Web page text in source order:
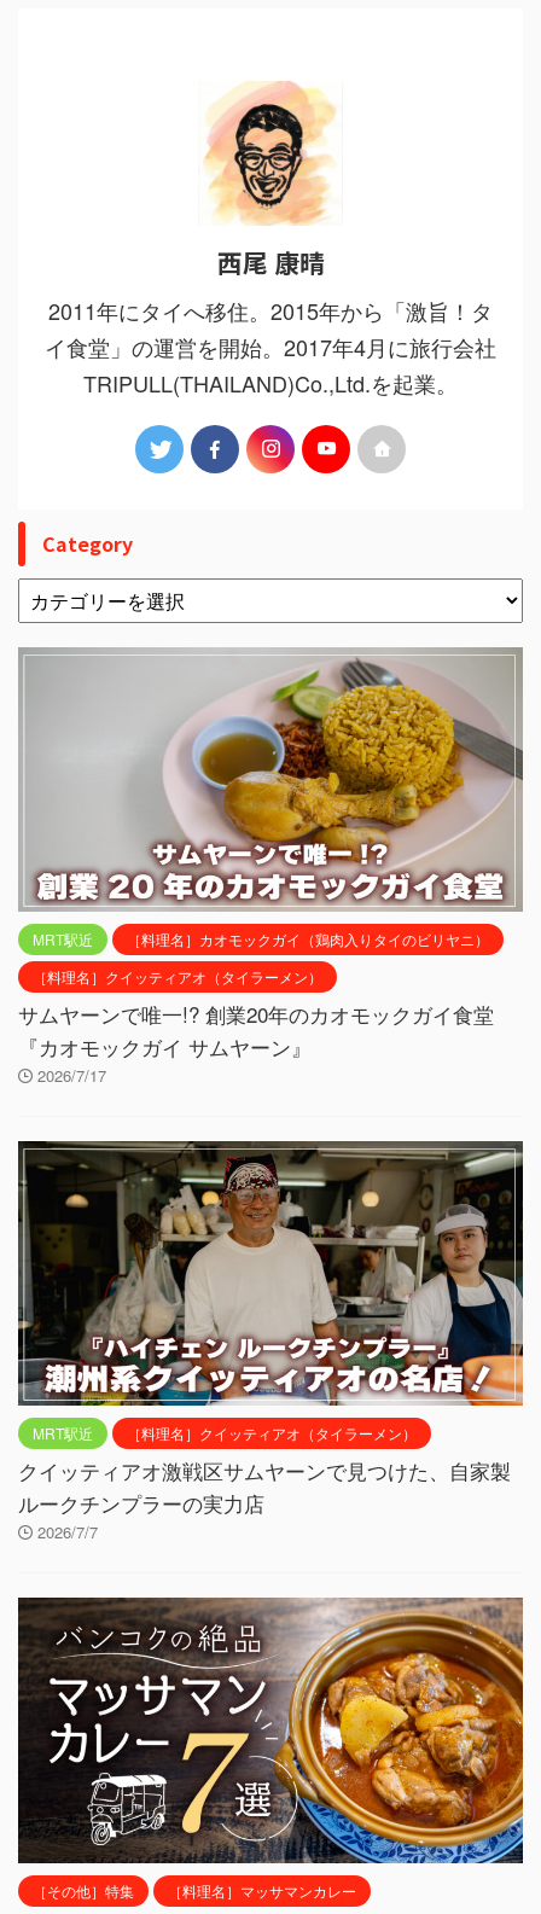
西尾 康晴
2011年にタイへ移住。2015年から「激旨！タ
イ食堂」の運営を開始。2017年4月に旅行会社
TRIPULL(THAILAND)Co.,Ltd.を起業。
Category
MRT駅近
［料理名］カオモックガイ（鶏肉入りタイのビリヤニ）
［料理名］クイッティアオ（タイラーメン）
サムヤーンで唯一!? 創業20年のカオモックガイ食堂
『カオモックガイ サムヤーン』
2026/7/17
MRT駅近 ［料理名］クイッティアオ（タイラーメン）
クイッティアオ激戦区サムヤーンで見つけた、自家製
ルークチンプラーの実力店
2026/7/7
［その他］特集 ［料理名］マッサマンカレー